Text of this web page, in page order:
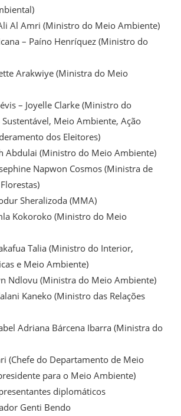
Al Amri (Ministro do Meio Ambiente)
– Paíno Henríquez (Ministro do
Arakwiye (Ministra do Meio
– Joyelle Clarke (Ministro do
Meio Ambiente, Ação
dos Eleitores)
Abdulai (Ministro do Meio Ambiente)
Napwon Cosmos (Ministra de
Sheralizoda (MMA)
Kokoroko (Ministro do Meio
Talia (Ministro do Interior,
e Meio Ambiente)
Ndlovu (Ministra do Meio Ambiente)
Kaneko (Ministro das Relações
Adriana Bárcena Ibarra (Ministra do
(Chefe do Departamento de Meio
para o Meio Ambiente)
diplomáticos
Genti Bendo